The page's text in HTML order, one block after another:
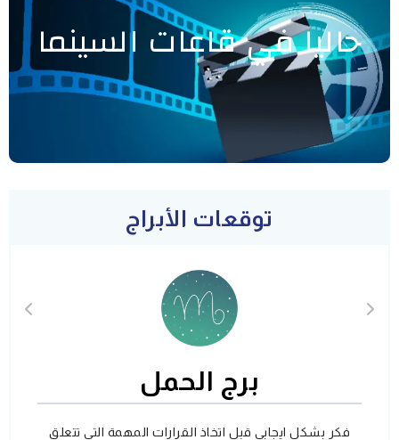
حاليا في قاعات السينما
توقعات الأبراج
برج الحمل
فكر بشكل ايجابي قبل اتخاذ القرارات المهمة التي تتعلق